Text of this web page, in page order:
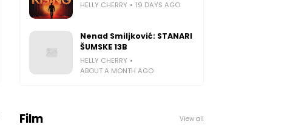
HELLY CHERRY 19 DAYS AGO
Nenad Smiljković: STANARI
ŠUMSKE 13B
HELLY CHERRY
ABOUT A MONTH AGO
Film View all